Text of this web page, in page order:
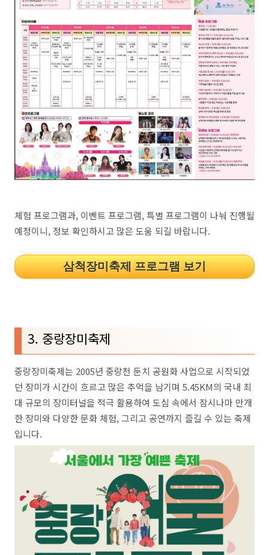
체험 프로그램과, 이벤트 프로그램, 특별 프로그램이 나눠 진행될
예정이니, 정보 확인하시고 많은 도움 되길 바랍니다.
삼척장미축제 프로그램 보기
3. 중랑장미축제
중랑장미축제는 2005년 중랑천 둔치 공원화 사업으로 시작되었
던 장미가 시간이 흐르고 많은 추억을 남기며 5.45KM의 국내 최
대 규모의 장미터널을 적극 활용하여 도심 속에서 잠시나마 만개
한 장미와 다양한 문화 체험, 그리고 공연까지 즐길 수 있는 축제
입니다.